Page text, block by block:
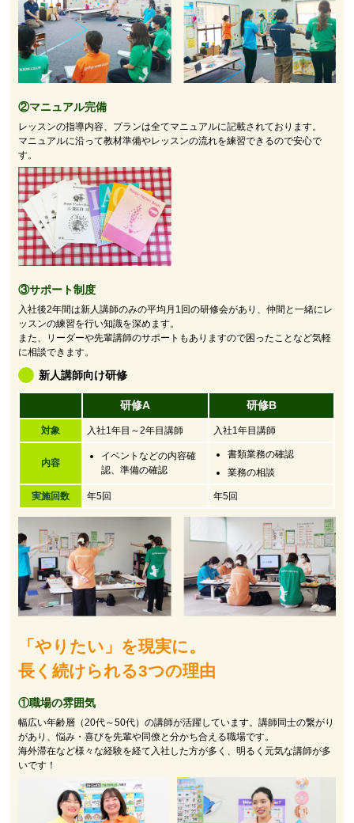
②マニュアル完備
レッスンの指導内容、プランは全てマニュアルに記載されております。
マニュアルに沿って教材準備やレッスンの流れを練習できるので安心で
す。
③サポート制度
入社後2年間は新人講師のみの平均月1回の研修会があり、仲間と一緒にレ
ッスンの練習を行い知識を深めます。
また、リーダーや先輩講師のサポートもありますので困ったことなど気軽
に相談できます。
新人講師向け研修
研修A 研修B
対象 入社1年目～2年目講師 入社1年目講師
内容
イベントなどの内容確
認、準備の確認
書類業務の確認
業務の相談
実施回数 年5回 年5回
「やりたい」を現実に。
長く続けられる3つの理由
①職場の雰囲気
幅広い年齢層（20代～50代）の講師が活躍しています。講師同士の繋がり
があり、悩み・喜びを先輩や同僚と分かち合える職場です。
海外滞在など様々な経験を経て入社した方が多く、明るく元気な講師が多
いです！